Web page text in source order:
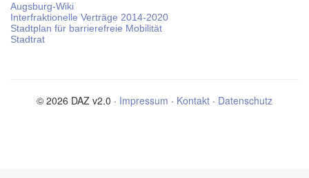
Augsburg-Wiki
Interfraktionelle Verträge 2014-2020
Stadtplan für barrierefreie Mobilität
Stadtrat
© 2026 DAZ v2.0 · Impressum · Kontakt · Datenschutz